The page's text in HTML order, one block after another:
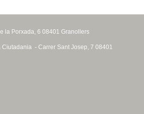
la Porxada, 6 08401 Granollers
Ciutadania - Carrer Sant Josep, 7 08401